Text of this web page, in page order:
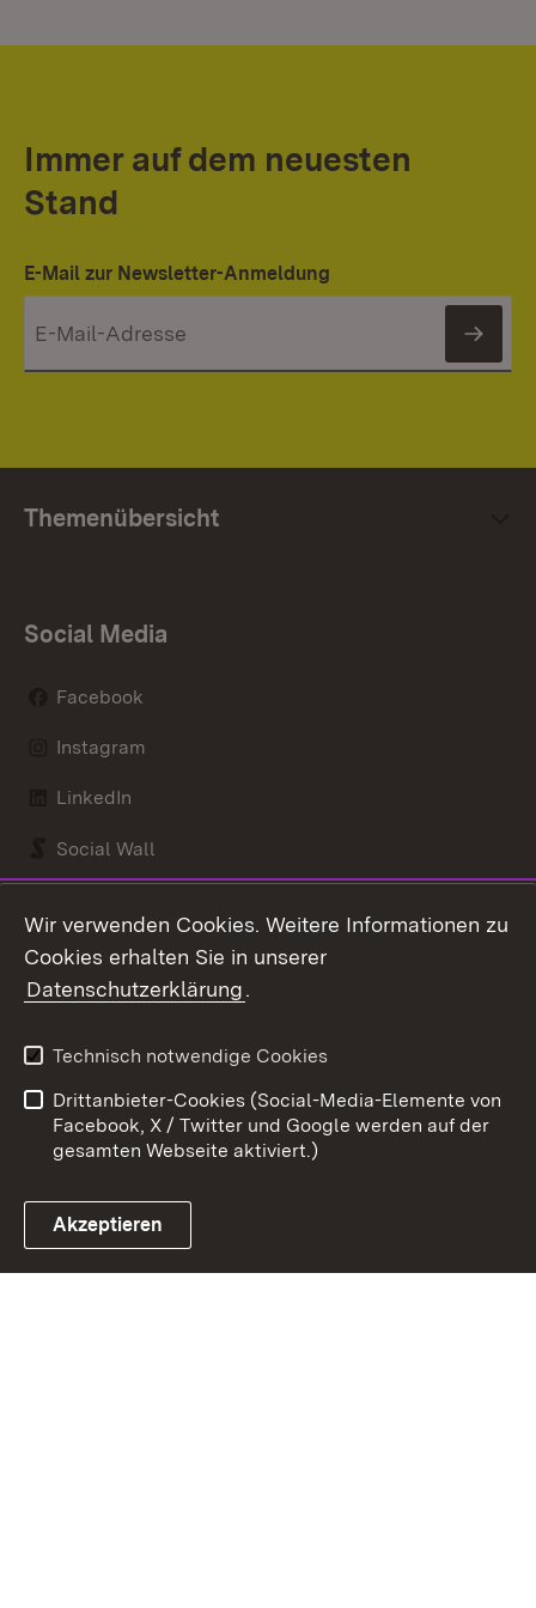
Immer auf dem neuesten
Stand
E-Mail zur Newsletter-Anmeldung
Themenübersicht
Social Media
Facebook
Instagram
LinkedIn
Social Wall
Link zum Landesportal
Kontakt
Barrierefreiheit
Impressum
Cookies
Wir verwenden Cookies. Weitere Informationen zu
Cookies erhalten Sie in unserer
Datenschutzerklärung.
Technisch notwendige Cookies
Drittanbieter-Cookies (Social-Media-Elemente von
Facebook, X / Twitter und Google werden auf der
gesamten Webseite aktiviert.)
Akzeptieren